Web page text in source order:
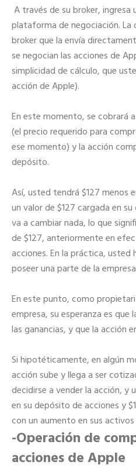
A través de su broker, ingresa
plataforma de negociación. La
broker que la envía
se negocian las acciones de
simplicidad de cálculo, que
acción de Apple).
En este momento, se cobrará
(el precio requerido para
ese momento) y la acción
depósito.
Así, usted tendrá $127 menos
un valor de $127 cargada en
va a cambiar nada, lo que
de $127, anteriormente en
acciones. En la práctica, usted
poseer una parte de la
En este punto, como
empresa, su esperanza es
las ganancias, y que la acción
Si hipotéticamente, en algún
acción sube y llega a ser
decidirse a vender la acción, y
en su depósito de acciones y
con un aumento en sus
-Operación de
acciones de Apple